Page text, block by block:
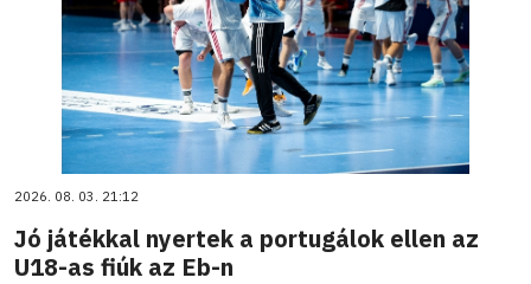
2026. 08. 03. 21:12
Jó játékkal nyertek a portugálok ellen az
U18-as fiúk az Eb-n